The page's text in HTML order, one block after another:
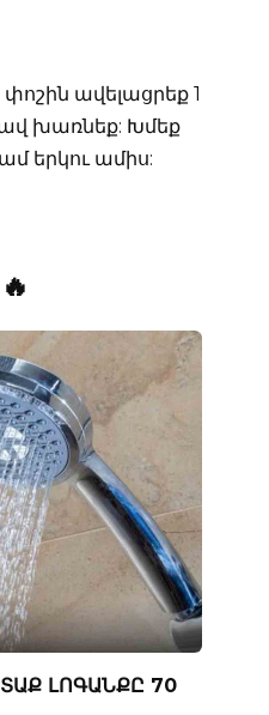
ավելացրեք 1
խառնեք: Խմեք
երկու ամիս:
ԼՈԳԱՆՔԸ 70